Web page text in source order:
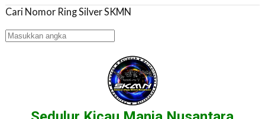
Cari Nomor Ring Silver SKMN